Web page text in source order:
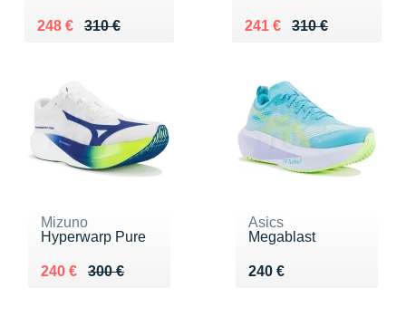
310 €
Au lieu de 310 €
248 €
Vendu 248 € 310 €
Au lieu de 310 €
241 €
Vendu 241 €
Mizuno
Hyperwarp Pure
300 €
Au lieu de 300 €
240 €
Vendu 240 €
Asics
Megablast
240 €
Vendu 240 €